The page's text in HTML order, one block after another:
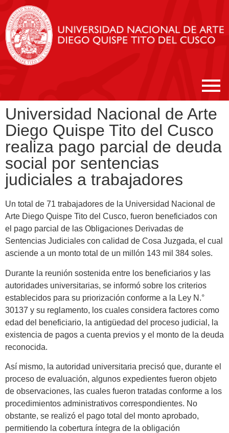
Universidad Nacional de Arte
Diego Quispe Tito del Cusco
realiza pago parcial de deuda
social por sentencias
judiciales a trabajadores
Un total de 71 trabajadores de la Universidad Nacional de
Arte Diego Quispe Tito del Cusco, fueron beneficiados con
el pago parcial de las Obligaciones Derivadas de
Sentencias Judiciales con calidad de Cosa Juzgada, el cual
asciende a un monto total de un millón 143 mil 384 soles.
Durante la reunión sostenida entre los beneficiarios y las
autoridades universitarias, se informó sobre los criterios
establecidos para su priorización conforme a la Ley N.°
30137 y su reglamento, los cuales considera factores como
edad del beneficiario, la antigüedad del proceso judicial, la
existencia de pagos a cuenta previos y el monto de la deuda
reconocida.
Así mismo, la autoridad universitaria precisó que, durante el
proceso de evaluación, algunos expedientes fueron objeto
de observaciones, las cuales fueron tratadas conforme a los
procedimientos administrativos correspondientes. No
obstante, se realizó el pago total del monto aprobado,
permitiendo la cobertura íntegra de la obligación